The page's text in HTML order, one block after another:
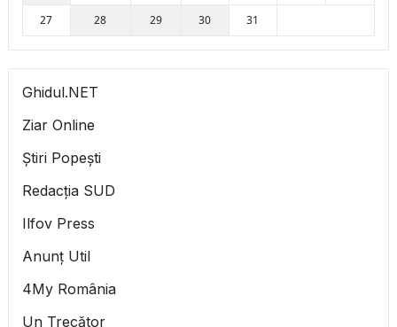
27 28 29 30 31
Ghidul.NET
Ziar Online
Știri Popești
Redacția SUD
Ilfov Press
Anunț Util
4My România
Un Trecător